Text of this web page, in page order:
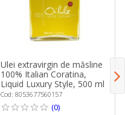
Ulei extravirgin de măsline
100% Italian Coratina,
Liquid Luxury Style, 500 ml
℮, Oilalá
Cod: 8053677560157
(0)